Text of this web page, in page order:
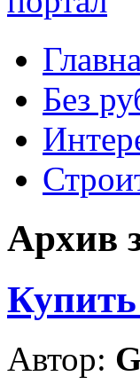
Без
Архив
Автор: